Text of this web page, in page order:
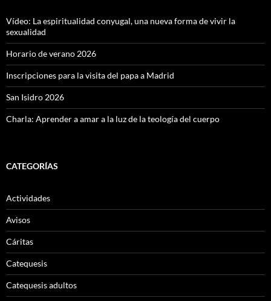
Vídeo: La espiritualidad conyugal, una nueva forma de vivir la
sexualidad
Horario de verano 2026
Inscripciones para la visita del papa a Madrid
San Isidro 2026
Charla: Aprender a amar a la luz de la teología del cuerpo
CATEGORÍAS
Actividades
Avisos
Cáritas
Catequesis
Catequesis adultos